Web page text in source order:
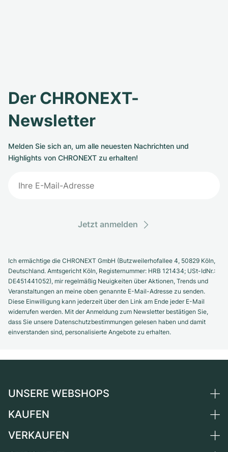
Der CHRONEXT-
Newsletter
Melden Sie sich an, um alle neuesten Nachrichten und
Highlights von CHRONEXT zu erhalten!
Jetzt anmelden
Ich ermächtige die CHRONEXT GmbH (Butzweilerhofallee 4, 50829 Köln,
Deutschland. Amtsgericht Köln, Registernummer: HRB 121434; USt-IdNr.:
DE451441052), mir regelmäßig Neuigkeiten über Aktionen, Trends und
Veranstaltungen an meine oben genannte E-Mail-Adresse zu senden.
Diese Einwilligung kann jederzeit über den Link am Ende jeder E-Mail
widerrufen werden. Mit der Anmeldung zum Newsletter bestätigen Sie,
dass Sie unsere Datenschutzbestimmungen gelesen haben und damit
einverstanden sind, personalisierte Angebote zu erhalten.
UNSERE WEBSHOPS
Deutschland
KAUFEN
Alle Luxusuhren
VERKAUFEN